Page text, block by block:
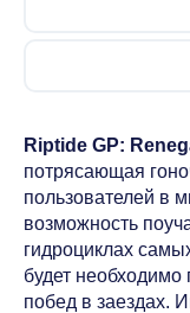
Riptide GP:
потрясающая
пользователей в
возможность
гидроциклах
будет необходимо
побед в заездах.